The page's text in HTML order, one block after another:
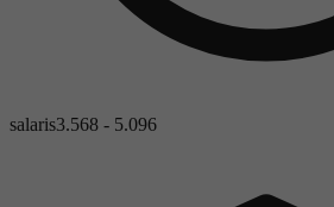
salaris3.568 - 5.096